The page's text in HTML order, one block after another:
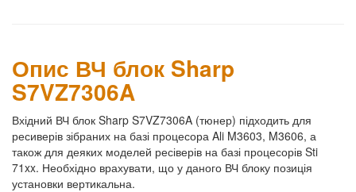
Опис ВЧ блок Sharp
S7VZ7306A
Вхідний ВЧ блок Sharp S7VZ7306A (тюнер) підходить для
ресиверів зібраних на базі процесора Ali M3603, M3606, а
також для деяких моделей ресіверів на базі процесорів Sti
71xx. Необхідно врахувати, що у даного ВЧ блоку позиція
установки вертикальна.